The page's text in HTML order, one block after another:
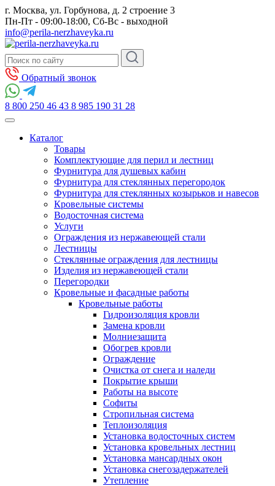
г. Москва, ул. Горбунова, д. 2 строение 3
Пн-Пт - 09:00-18:00, Сб-Вс - выходной
info@perila-nerzhaveyka.ru
Обратный звонок
8 800 250 46 43 8 985 190 31 28
Каталог
Товары
Комплектующие для перил и лестниц
Фурнитура для душевых кабин
Фурнитура для стеклянных перегородок
Фурнитура для стеклянных козырьков и навесов
Кровельные системы
Водосточная система
Услуги
Ограждения из нержавеющей стали
Лестницы
Стеклянные ограждения для лестницы
Изделия из нержавеющей стали
Перегородки
Кровельные и фасадные работы
Кровельные работы
Гидроизоляция кровли
Замена кровли
Молниезащита
Обогрев кровли
Ограждение
Очистка от снега и наледи
Покрытие крыши
Работы на высоте
Софиты
Стропильная система
Теплоизоляция
Установка водосточных систем
Установка кровельных лестниц
Установка мансардных окон
Установка снегозадержателей
Утепление